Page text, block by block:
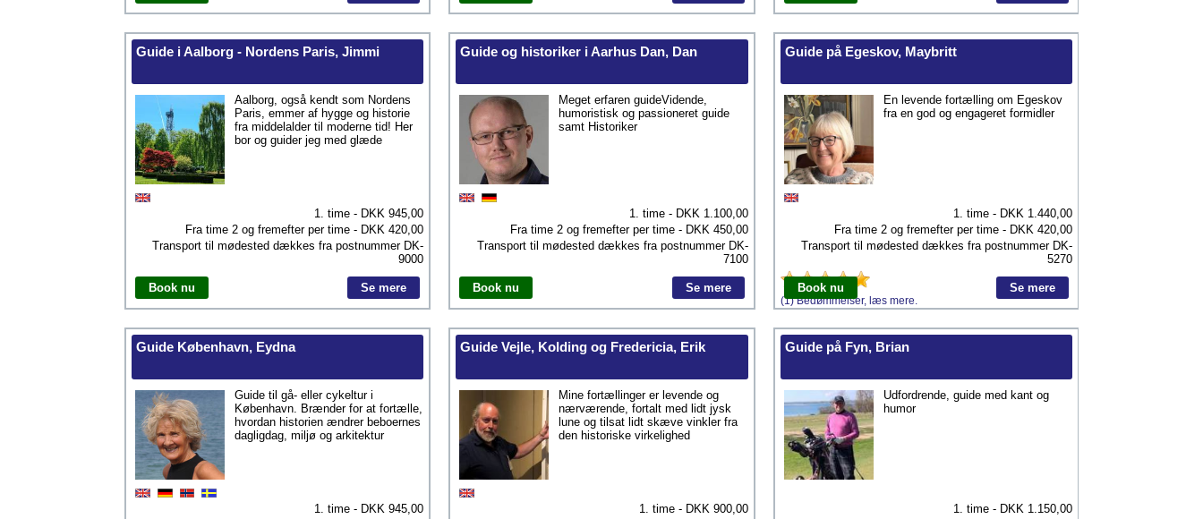
Guide i Aalborg - Nordens Paris, Jimmi
Aalborg, også kendt som Nordens
Paris, emmer af hygge og historie
fra middelalder til moderne tid! Her
bor og guider jeg med glæde
1. time - DKK945,00
Fra time 2 og fremefter per time - DKK420,00
Transport til mødested dækkes fra postnummer DK-
9000
Book nu Se mere
Guide og historiker i Aarhus Dan, Dan
Meget erfaren guideVidende,
humoristisk og passioneret guide
samt Historiker
1. time - DKK 1.100,00
Fra time 2 og fremefter per time - DKK 450,00
Transport til mødested dækkes fra postnummer DK-
7100
Book nu Se mere
Guide på Egeskov, Maybritt
En levende fortælling om Egeskov
fra en god og engageret formidler
1. time - DKK 1.440,00
Fra time 2 og fremefter per time - DKK 420,00
Transport til mødested dækkes fra postnummer DK-
5270
(1) Bedømmelser, læs mere.
Book nu Se mere
Guide København, Eydna
Guide til gå- eller cykeltur i
København. Brænder for at fortælle,
hvordan historien ændrer beboernes
dagligdag, miljø og arkitektur
1. time - DKK945,00
Guide Vejle, Kolding og Fredericia, Erik
Mine fortællinger er levende og
nærværende, fortalt med lidt jysk
lune og tilsat lidt skæve vinkler fra
den historiske virkelighed
1. time - DKK 900,00
Guide på Fyn, Brian
Udfordrende, guide med kant og
humor
1. time - DKK 1.150,00